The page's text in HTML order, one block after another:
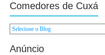
Comedores de Cuxá
Anúncio